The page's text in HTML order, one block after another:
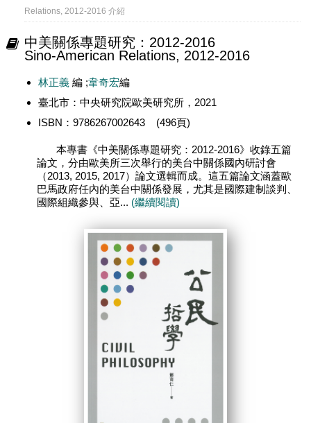
Relations, 2012-2016 介紹
中美關係專題研究：2012-2016
Sino-American Relations, 2012-2016
林正義 編 ;韋奇宏編
臺北市：中央研究院歐美研究所，2021
ISBN：9786267002643 (496頁)
本專書《中美關係專題研究：2012-2016》收錄五篇
論文，分由歐美所三次舉行的美台中關係國內研討會
（2013, 2015, 2017）論文選輯而成。這五篇論文涵蓋歐
巴馬政府任內的美台中關係發展，尤其是國際建制談判、
國際組織參與、亞... (繼續閱讀)